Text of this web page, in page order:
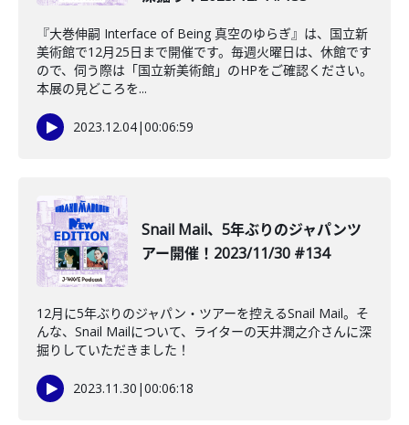
『大巻伸嗣 Interface of Being 真空のゆらぎ』は、国立新
美術館で12月25日まで開催です。毎週火曜日は、休館です
ので、伺う際は「国立新美術館」のHPをご確認ください。
本展の見どころを...
2023.12.04|00:06:59
Snail Mail、5年ぶりのジャパンツ
アー開催！2023/11/30 #134
12月に5年ぶりのジャパン・ツアーを控えるSnail Mail。そ
んな、Snail Mailについて、ライターの天井潤之介さんに深
掘りしていただきました！
2023.11.30 |00:06:18